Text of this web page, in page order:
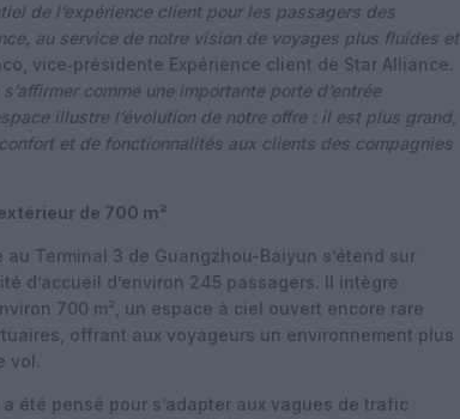
de l’expérience client pour les passagers des
au service de notre vision de voyages plus fluides et
vice‑présidente Expérience client de Star Alliance.
comme une importante porte d’entrée
illustre l’évolution de notre offre : il est plus grand,
et de fonctionnalités aux clients des compagnies
de 700 m²
Terminal 3 de Guangzhou-Baiyun s’étend sur
d’accueil d’environ 245 passagers. Il intègre
700 m², un espace à ciel ouvert encore rare
offrant aux voyageurs un environnement plus
vol.
été pensé pour s’adapter aux vagues de trafic